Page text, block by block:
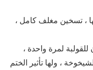
، تسخين مغلف كامل ،
لمرة واحدة ،
، ولها تأثير الختم